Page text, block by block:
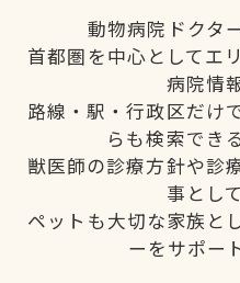
動物病院ドクタ
首都圏を中心としてエ
病院情
路線・駅・行政区だけ
らも検索でき
獣医師の診療方針や診
事とし
ペットも大切な家族と
ーをサポー